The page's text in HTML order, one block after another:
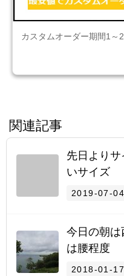
カスタムオーダー期間1～
関連記事
先日よりサ
いサイズ
2019-07-04
今日の朝
は腰程度
2018-01-17